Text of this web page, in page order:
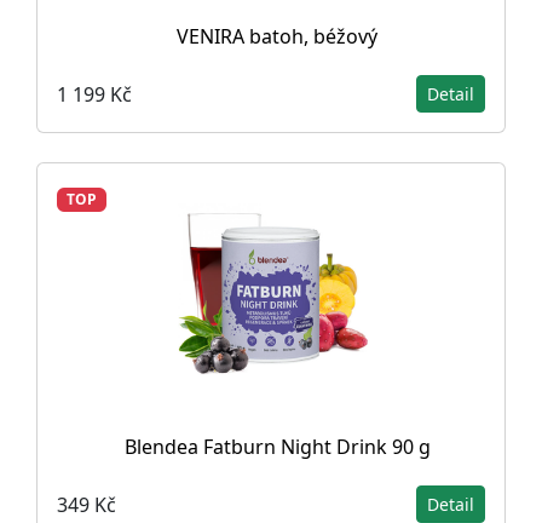
VENIRA batoh, béžový
1 199 Kč Detail
TOP
Blendea Fatburn Night Drink 90 g
349 Kč Detail